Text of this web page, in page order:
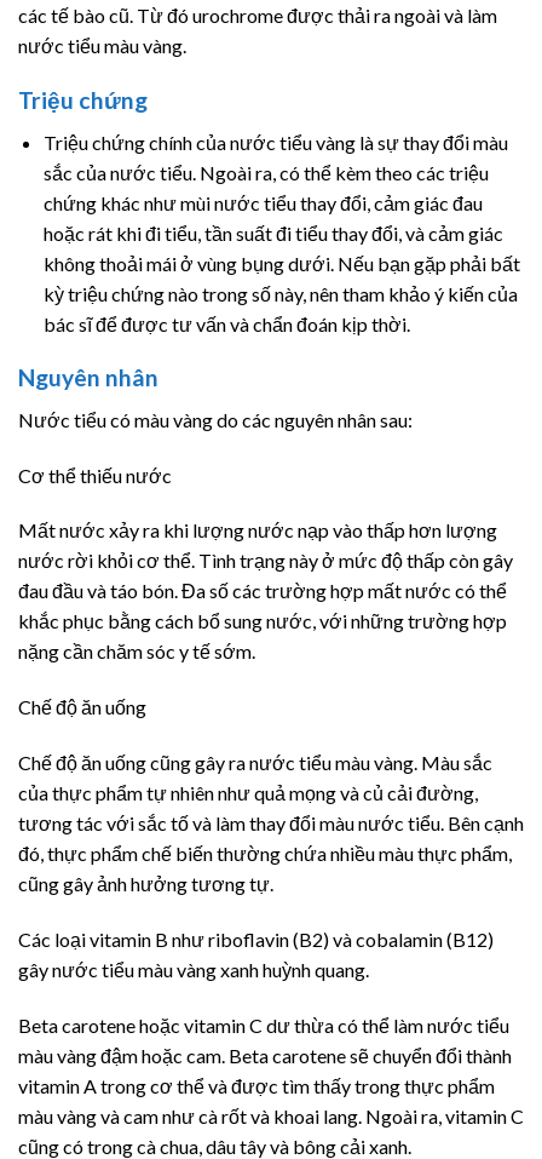
các tế bào cũ. Từ đó urochrome được thải ra ngoài và làm
nước tiểu màu vàng.
Triệu chứng
Triệu chứng chính của nước tiểu vàng là sự thay đổi màu
sắc của nước tiểu. Ngoài ra, có thể kèm theo các triệu
chứng khác như mùi nước tiểu thay đổi, cảm giác đau
hoặc rát khi đi tiểu, tần suất đi tiểu thay đổi, và cảm giác
không thoải mái ở vùng bụng dưới. Nếu bạn gặp phải bất
kỳ triệu chứng nào trong số này, nên tham khảo ý kiến của
bác sĩ để được tư vấn và chẩn đoán kịp thời.
Nguyên nhân
Nước tiểu có màu vàng do các nguyên nhân sau:
Cơ thể thiếu nước
Mất nước xảy ra khi lượng nước nạp vào thấp hơn lượng
nước rời khỏi cơ thể. Tình trạng này ở mức độ thấp còn gây
đau đầu và táo bón. Đa số các trường hợp mất nước có thể
khắc phục bằng cách bổ sung nước, với những trường hợp
nặng cần chăm sóc y tế sớm.
Chế độ ăn uống
Chế độ ăn uống cũng gây ra nước tiểu màu vàng. Màu sắc
của thực phẩm tự nhiên như quả mọng và củ cải đường,
tương tác với sắc tố và làm thay đổi màu nước tiểu. Bên cạnh
đó, thực phẩm chế biến thường chứa nhiều màu thực phẩm,
cũng gây ảnh hưởng tương tự.
Các loại vitamin B như riboflavin (B2) và cobalamin (B12)
gây nước tiểu màu vàng xanh huỳnh quang.
Beta carotene hoặc vitamin C dư thừa có thể làm nước tiểu
màu vàng đậm hoặc cam. Beta carotene sẽ chuyển đổi thành
vitamin A trong cơ thể và được tìm thấy trong thực phẩm
màu vàng và cam như cà rốt và khoai lang. Ngoài ra, vitamin C
cũng có trong cà chua, dâu tây và bông cải xanh.